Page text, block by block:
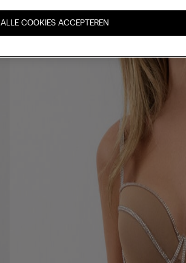
ALLE COOKIES ACCEPTEREN